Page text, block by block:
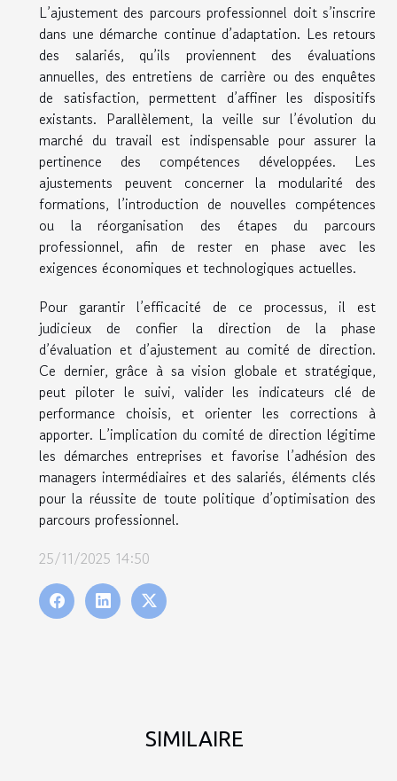
SIMILAIRE
L’ajustement des parcours professionnel doit s’inscrire
dans une démarche continue d’adaptation. Les retours
des salariés, qu’ils proviennent des évaluations
annuelles, des entretiens de carrière ou des enquêtes
de satisfaction, permettent d’affiner les dispositifs
existants. Parallèlement, la veille sur l’évolution du
marché du travail est indispensable pour assurer la
pertinence des compétences développées. Les
ajustements peuvent concerner la modularité des
formations, l’introduction de nouvelles compétences
ou la réorganisation des étapes du parcours
professionnel, afin de rester en phase avec les
exigences économiques et technologiques actuelles.
Pour garantir l’efficacité de ce processus, il est
judicieux de confier la direction de la phase
d’évaluation et d’ajustement au comité de direction.
Ce dernier, grâce à sa vision globale et stratégique,
peut piloter le suivi, valider les indicateurs clé de
performance choisis, et orienter les corrections à
apporter. L’implication du comité de direction légitime
les démarches entreprises et favorise l’adhésion des
managers intermédiaires et des salariés, éléments clés
pour la réussite de toute politique d’optimisation des
parcours professionnel.
25/11/2025 14:50